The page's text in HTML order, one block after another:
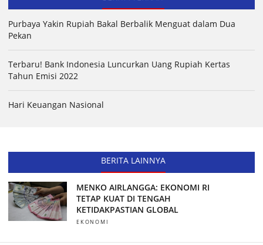
Purbaya Yakin Rupiah Bakal Berbalik Menguat dalam Dua
Pekan
Terbaru! Bank Indonesia Luncurkan Uang Rupiah Kertas
Tahun Emisi 2022
Hari Keuangan Nasional
BERITA LAINNYA
MENKO AIRLANGGA: EKONOMI RI
TETAP KUAT DI TENGAH
KETIDAKPASTIAN GLOBAL
EKONOMI